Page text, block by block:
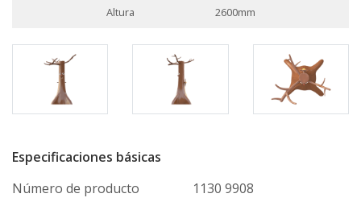
Altura
2600mm
Especificaciones básicas
Número de producto
1130 9908